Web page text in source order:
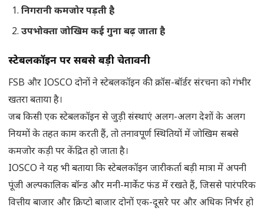
निगरानी कमजोर पड़ती है
उपभोक्ता जोखिम कई गुना बढ़ जाता है
स्टेबलकॉइन पर सबसे बड़ी चेतावनी
FSB और IOSCO दोनों ने स्टेबलकॉइन की क्रॉस-बॉर्डर संरचना को गंभीर
खतरा बताया है।
जब किसी एक स्टेबलकॉइन से जुड़ी संस्थाएं अलग-अलग देशों के अलग
नियमों के तहत काम करती हैं, तो तनावपूर्ण स्थितियों में जोखिम सबसे
कमजोर कड़ी पर केंद्रित हो जाता है।
IOSCO ने यह भी बताया कि स्टेबलकॉइन जारीकर्ता बड़ी मात्रा में अपनी
पूंजी अल्पकालिक बॉन्ड और मनी-मार्केट फंड में रखते हैं, जिससे पारंपरिक
वित्तीय बाजार और क्रिप्टो बाजार दोनों एक-दूसरे पर और अधिक निर्भर हो